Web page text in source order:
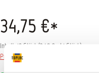
34,75 €*
Inhalt: 10 Stück (3,48 € * / 1 Stück)
Preise inkl. MwSt. zzgl. Versandkosten